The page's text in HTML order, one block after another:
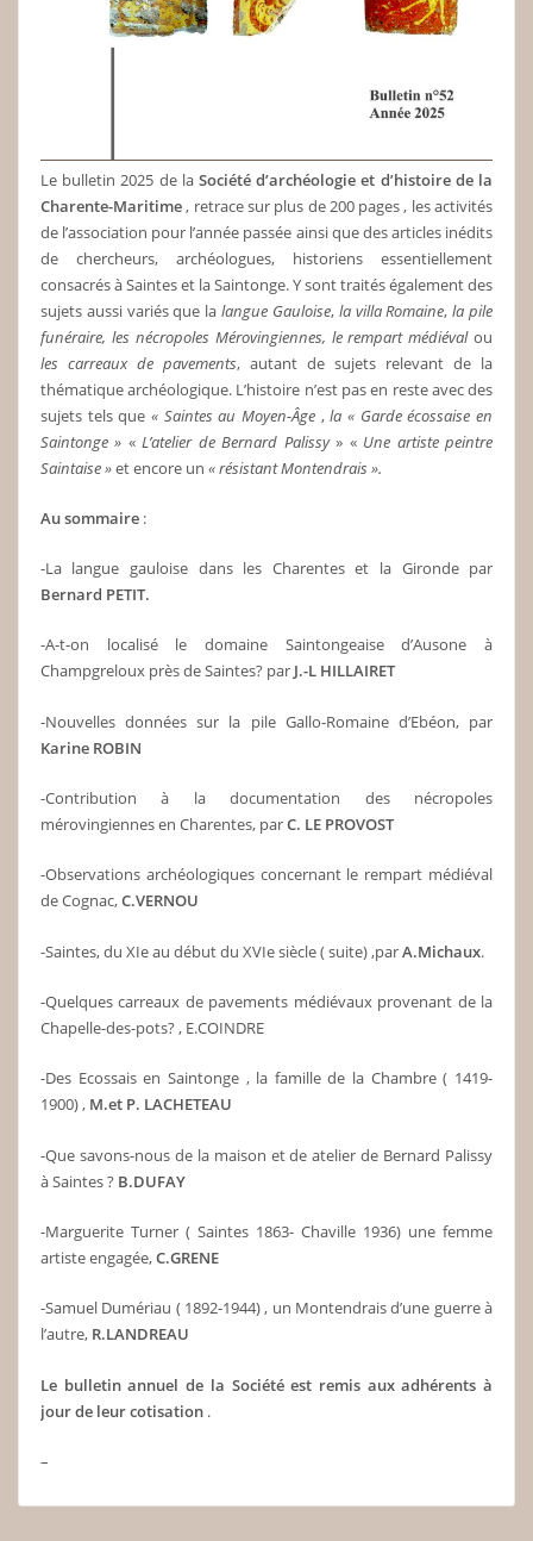
Le bulletin 2025 de la Société d’archéologie et d’histoire de la
Charente-Maritime, retrace sur plus de 200 pages , les activités
de l’association pour l’année passée ainsi que des articles inédits
de chercheurs, archéologues, historiens essentiellement
consacrés à Saintes et la Saintonge. Y sont traités également des
sujets aussi variés que lalangue Gauloise,la villa Romaine,la pile
funéraire, les nécropoles Mérovingiennes, le rempart médiévalou
les carreaux de pavements, autant de sujets relevant de la
thématique archéologique. L’histoire n’est pas en reste avec des
sujets tels que « Saintes au Moyen-Âge ,la « Garde écossaise en
Saintonge » « L’atelier de Bernard Palissy» « Une artiste peintre
Saintaise »et encore un « résistantMontendrais ».
Au sommaire :
-La langue gauloise dans les Charentes et la Gironde par
Bernard PETIT.
-A-t-on localisé le domaine Saintongeaise d’Ausone à
Champgreloux près de Saintes? par J.-L HILLAIRET
-Nouvelles données sur la pile Gallo-Romaine d’Ebéon, par
Karine ROBIN
-Contribution à la documentation des nécropoles
mérovingiennes en Charentes, parC. LE PROVOST
-Observations archéologiques concernant le rempart médiéval
de Cognac,C.VERNOU
-Saintes, du XIe au début du XVIe siècle ( suite) ,parA.Michaux.
-Quelques carreaux de pavements médiévaux provenant de la
Chapelle-des-pots? , E.COINDRE
-Des Ecossais en Saintonge , la famille de la Chambre ( 1419-
1900) , M.et P. LACHETEAU
-Que savons-nous de la maison et de atelier de Bernard Palissy
à Saintes ? B.DUFAY
-Marguerite Turner ( Saintes 1863- Chaville 1936) une femme
artiste engagée,C.GRENE
-Samuel Dumériau ( 1892-1944) , un Montendrais d’une guerre à
l’autre, R.LANDREAU
Le bulletin annuel de la Société est remis aux adhérents à
jour de leur cotisation .
–